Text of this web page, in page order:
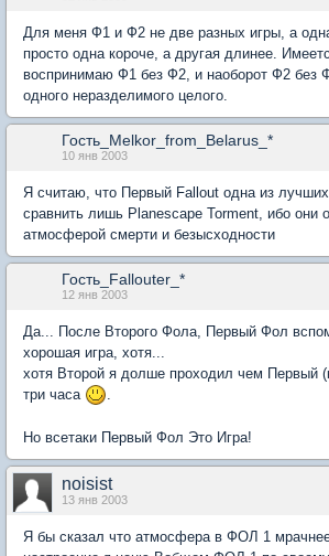
Для меня Ф1 и Ф2 не две разных игры, а
просто одна короче, а другая длинее.
воспринимаю Ф1 без Ф2, и наоборот Ф2 без
одного неразделимого целого.
Гость_Melkor_from_Belarus_*
10 янв 2003
Я считаю, что Первый Fallout одна из
сравнить лишь Planescape Torment, ибо они
атмосферой смерти и безысходности
Гость_Fallouter_*
12 янв 2003
Да... После Второго Фола, Первый Фол
хорошая игра, хотя...
хотя Второй я долше проходил чем Первый
три часа
Но всетаки Первый Фол Это Игра!
noisist
13 янв 2003
Я бы сказал что атмосфера в ФОЛ 1